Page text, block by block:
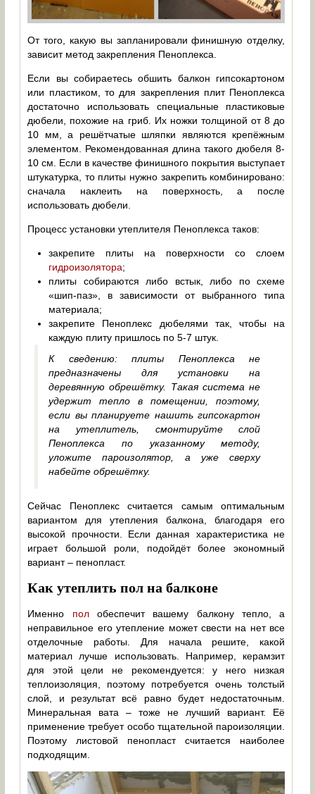
От того, какую вы запланировали финишную отделку,
зависит метод закрепления Пеноплекса.
Если вы собираетесь обшить балкон гипсокартоном
или пластиком, то для закрепления плит Пеноплекса
достаточно использовать специальные пластиковые
дюбели, похожие на гриб. Их ножки толщиной от 8 до
10 мм, а решётчатые шляпки являются крепёжным
элементом. Рекомендованная длина такого дюбеля 8-
10 см. Если в качестве финишного покрытия выступает
штукатурка, то плиты нужно закрепить комбинировано:
сначала наклеить на поверхность, а после
использовать дюбели.
Процесс установки утеплителя Пеноплекса таков:
закрепите плиты на поверхности со слоем
гидроизолятора;
плиты собираются либо встык, либо по схеме
«шип-паз», в зависимости от выбранного типа
материала;
закрепите Пеноплекс дюбелями так, чтобы на
каждую плиту пришлось по 5-7 штук.
К сведению: плиты Пеноплекса не
предназначены для установки на
деревянную обрешётку. Такая система не
удержит тепло в помещении, поэтому,
если вы планируете нашить гипсокартон
на утеплитель, смонтируйте слой
Пеноплекса по указанному методу,
уложите пароизолятор, а уже сверху
набейте обрешётку.
Сейчас Пеноплекс считается самым оптимальным
вариантом для утепления балкона, благодаря его
высокой прочности. Если данная характеристика не
играет большой роли, подойдёт более экономный
вариант – пенопласт.
Как утеплить пол на балконе
Именно пол обеспечит вашему балкону тепло, а
неправильное его утепление может свести на нет все
отделочные работы. Для начала решите, какой
материал лучше использовать. Например, керамзит
для этой цели не рекомендуется: у него низкая
теплоизоляция, поэтому потребуется очень толстый
слой, и результат всё равно будет недостаточным.
Минеральная вата – тоже не лучший вариант. Её
применение требует особо тщательной пароизоляции.
Поэтому листовой пенопласт считается наиболее
подходящим.